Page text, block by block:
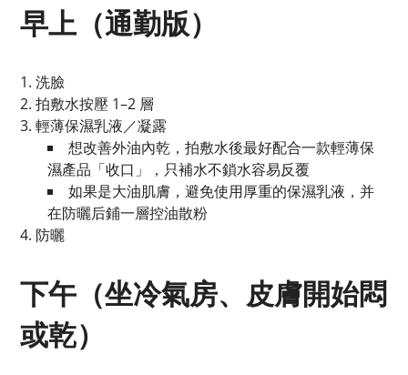
早上（通勤版）
洗臉
拍敷水按壓 1–2 層
輕薄保濕乳液／凝露
想改善外油內乾，拍敷水後最好配合一款輕薄保
濕產品「收口」，只補水不鎖水容易反覆
如果是大油肌膚，避免使用厚重的保濕乳液，并
在防曬后鋪一層控油散粉
防曬
下午（坐冷氣房、皮膚開始悶
或乾）